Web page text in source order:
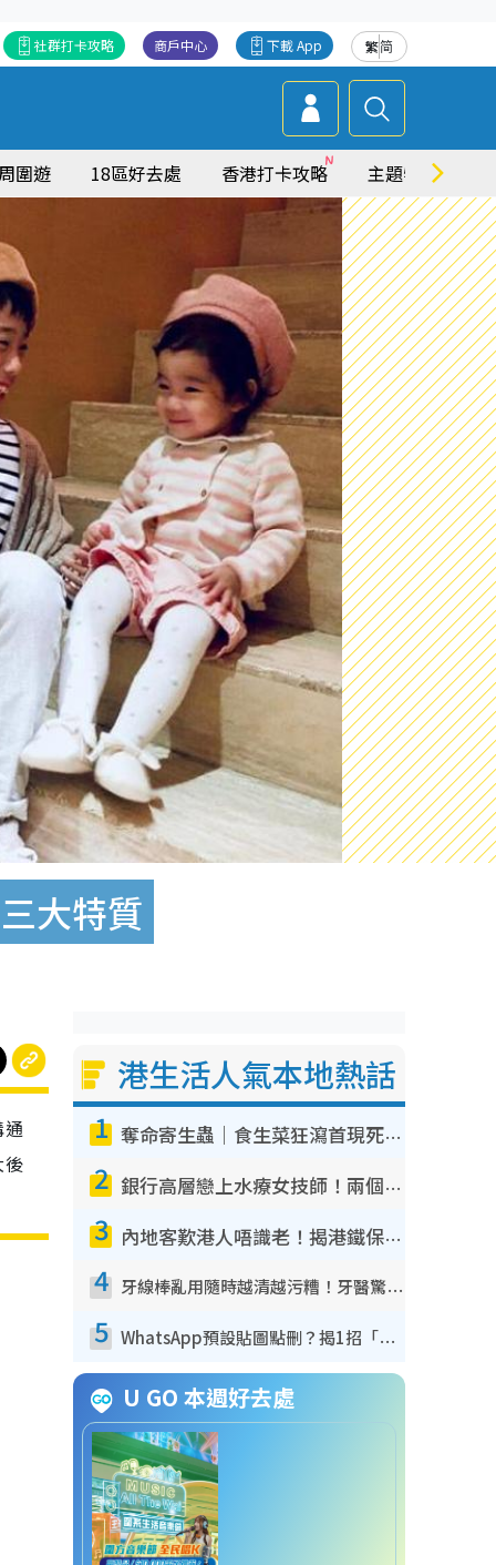
繁简
下載 App
商戶中心
社群打卡攻略
圍遊 18區好去處 香港打卡攻略 主題特集
大特質
後
港生活人氣本地熱話
1 奪命寄生蟲｜食生菜狂瀉首現死者！疫潮惡化錄1.8萬宗病例 揭洗菜3大謬誤
2 銀行高層戀上水療女技師！兩個月借128萬驚覺「沉船」沉落火海 揭背後疑似邪教操控賣淫
3 內地客歎港人唔識老！揭港鐵保鮮級冷氣 港人求放過：咪投訴
4 牙線棒亂用隨時越清越污糟！牙醫驚揭盲目過戶細菌恐致蛀牙：呢種先係日常真保養
5 WhatsApp預設貼圖點刪？揭1招「反向操作」還原簡潔介面 附3步實測教學
U GO 本週好去處